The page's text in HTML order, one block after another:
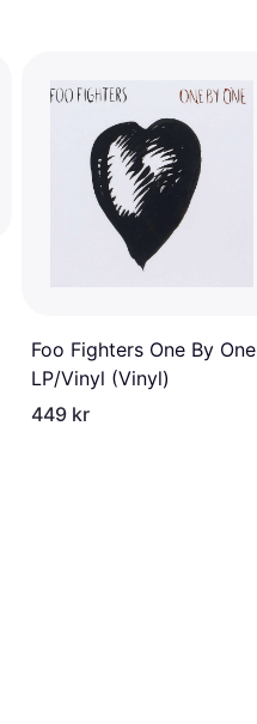
Foo Fighters One By One
LP/Vinyl (Vinyl)
449 kr